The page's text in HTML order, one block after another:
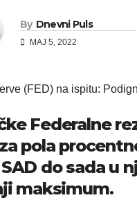
By Dnevni Puls
MAJ 5, 2022
Federalne
pola
do sada u
maksimum.